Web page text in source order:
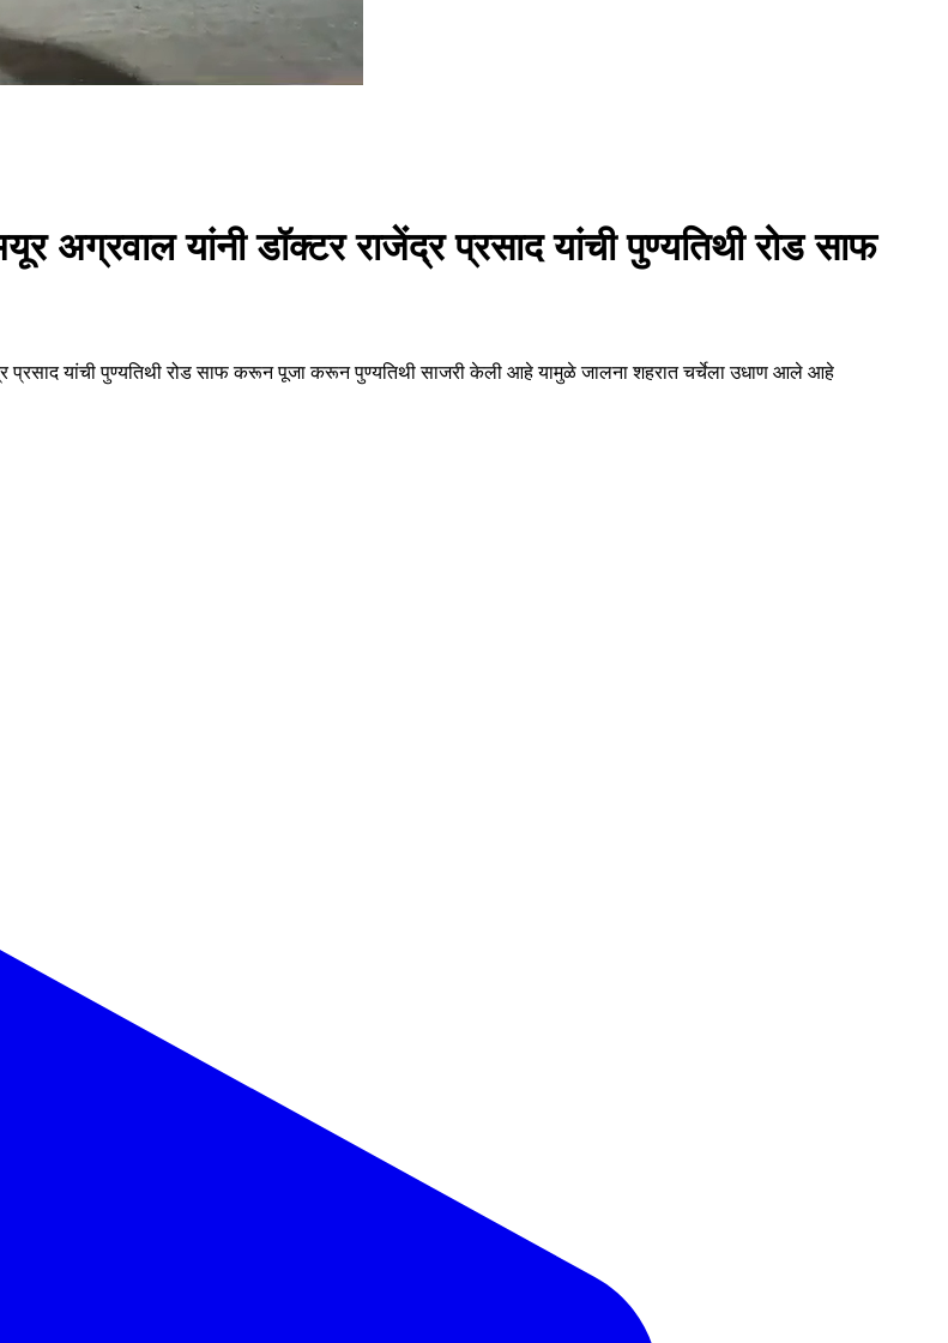
अग्रवाल यांनी डॉक्टर राजेंद्र प्रसाद यांची पुण्यतिथी रोड साफ
प्रसाद यांची पुण्यतिथी रोड साफ करून पूजा करून पुण्यतिथी साजरी केली आहे यामुळे जालना शहरात चर्चेला उधाण आले आहे